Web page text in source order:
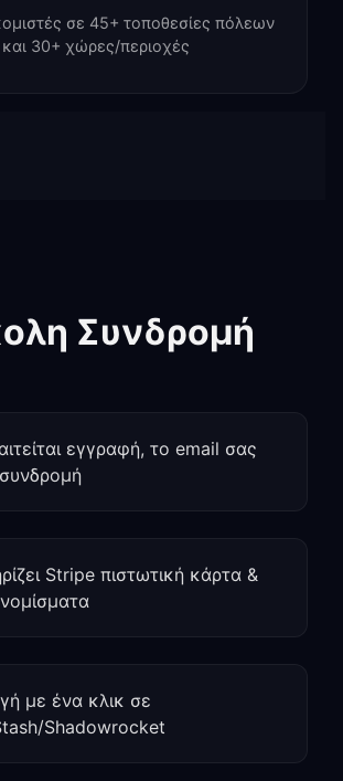
σε 45+ τοποθεσίες πόλεων
και 30+ χώρες/περιοχές
Συνδρομή
εγγραφή, το email σας
συνδρομή
Stripe πιστωτική κάρτα &
με ένα κλικ σε
Shadowrocket